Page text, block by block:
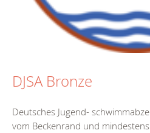
DJSA Bronze
Deutsches Jugend-
vom Beckenrand und